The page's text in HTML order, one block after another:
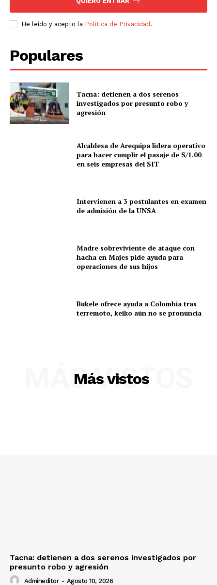
SUSCRIBETE
Diario los Andes
He leído y acepto la Política de Privacidad.
Populares
Tacna: detienen a dos serenos
investigados por presunto robo y
agresión
Alcaldesa de Arequipa lidera operativo
para hacer cumplir el pasaje de S/1.00
en seis empresas del SIT
Intervienen a 3 postulantes en examen
de admisión de la UNSA
Madre sobreviviente de ataque con
hacha en Majes pide ayuda para
operaciones de sus hijos
Bukele ofrece ayuda a Colombia tras
terremoto, keiko aún no se pronuncia
Más vistos
MÁS VISTOS
Tacna: detienen a dos serenos investigados por
presunto robo y agresión
Admineditor - Agosto 10, 2026